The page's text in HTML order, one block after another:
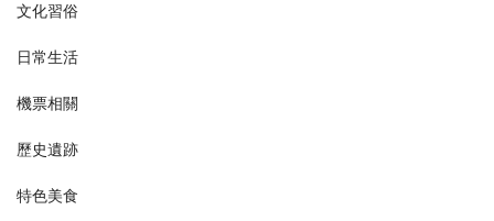
文化習俗
日常生活
機票相關
歷史遺跡
特色美食